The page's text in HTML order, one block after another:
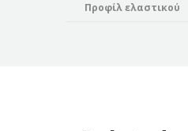
Προφίλ ελαστικού